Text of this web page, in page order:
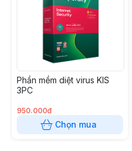
Phần mềm diệt virus KIS
3PC
950.000đ
Chọn mua